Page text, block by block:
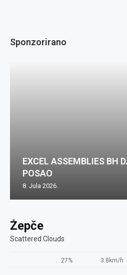
Žepče
Scattered Clouds
27% 3.8km/h
Sponzorirano
EXCEL ASSEMBLIES BH
POSAO
8. Jula 2026.